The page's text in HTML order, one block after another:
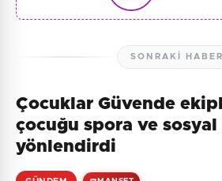
SONRAKI HABER
Çocuklar Güvende
çocuğu spora ve
yönlendirdi